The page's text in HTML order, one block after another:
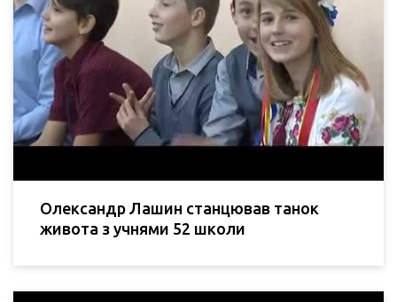
Олександр Лашин станцював танок
живота з учнями 52 школи